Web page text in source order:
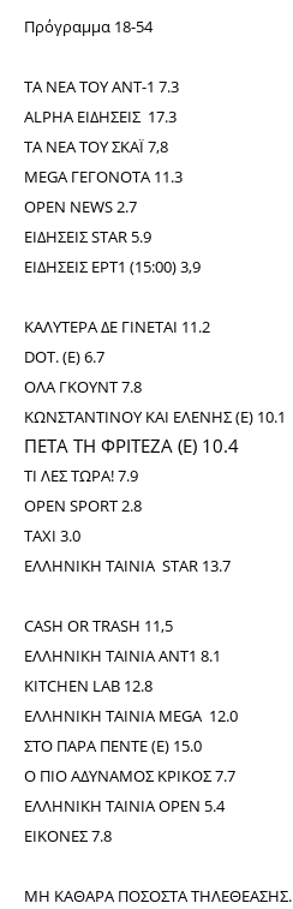
Πρόγραμμα 18-54
ΤΑ ΝΕΑ ΤΟΥ ΑΝΤ-1 7.3
ALPHA ΕΙΔΗΣΕΙΣ 17.3
ΤΑ ΝΕΑ ΤΟΥ ΣΚΑΪ 7,8
MEGA ΓΕΓΟΝΟΤΑ 11.3
ΟPEN NEWS 2.7
EΙΔΗΣΕΙΣ STAR 5.9
ΕΙΔΗΣΕΙΣ ΕΡΤ1 (15:00) 3,9
ΚΑΛΥΤΕΡΑ ΔΕ ΓΙΝΕΤΑΙ 11.2
DOT. (E) 6.7
ΟΛΑ ΓΚΟΥΝΤ 7.8
ΚΩΝΣΤΑΝΤΙΝΟΥ ΚΑΙ ΕΛΕΝΗΣ (Ε) 10.1
ΠΕΤΑ ΤΗ ΦΡΙΤΕΖΑ (Ε) 10.4
ΤΙ ΛΕΣ ΤΩΡΑ! 7.9
OPEN SPORT 2.8
TAXI 3.0
ΕΛΛΗΝΙΚΗ ΤΑΙΝΙΑ STAR 13.7
CASH OR TRASH 11,5
ΕΛΛΗΝΙΚΗ ΤΑΙΝΙΑ ΑΝΤ1 8.1
KITCHEN LAB 12.8
ΕΛΛΗΝΙΚΗ ΤΑΙΝΙΑ MEGA 12.0
ΣΤΟ ΠΑΡΑ ΠΕΝΤΕ (Ε) 15.0
Ο ΠΙΟ ΑΔΥΝΑΜΟΣ ΚΡΙΚΟΣ 7.7
ΕΛΛΗΝΙΚΗ ΤΑΙΝΙΑ OPEN 5.4
ΕΙΚΟΝΕΣ 7.8
ΜΗ ΚΑΘΑΡΑ ΠΟΣΟΣΤΑ ΤΗΛΕΘΕΑΣΗΣ.